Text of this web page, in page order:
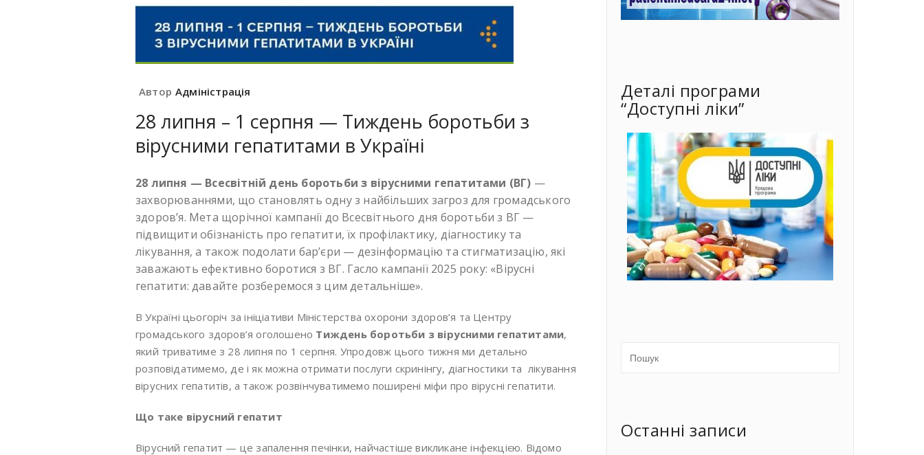
Автор Адміністрація
28 липня – 1 серпня — Тиждень боротьби з
вірусними гепатитами в Україні
28 липня — Всесвітній день боротьби з вірусними гепатитами (ВГ) —
захворюваннями, що становлять одну з найбільших загроз для громадського
здоров’я. Мета щорічної кампанії до Всесвітнього дня боротьби з ВГ —
підвищити обізнаність про гепатити, їх профілактику, діагностику та
лікування, а також подолати бар’єри — дезінформацію та стигматизацію, які
заважають ефективно боротися з ВГ. Гасло кампанії 2025 року: «Вірусні
гепатити: давайте розберемося з цим детальніше».
В Україні цьогоріч за ініціативи Міністерства охорони здоров’я та Центру
громадського здоров’я оголошено Тиждень боротьби з вірусними гепатитами,
який триватиме з 28 липня по 1 серпня. Упродовж цього тижня ми детально
розповідатимемо, де і як можна отримати послуги скринінгу, діагностики та лікування
вірусних гепатитів, а також розвінчуватимемо поширені міфи про вірусні гепатити.
Що таке вірусний гепатит
Вірусний гепатит — це запалення печінки, найчастіше викликане інфекцією. Відомо
Деталі програми
“Доступні ліки”
Останні записи